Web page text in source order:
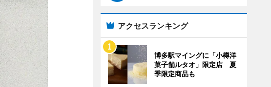
アクセスランキング
博多駅マイングに「小樽洋
菓子舗ルタオ」限定店 夏
季限定商品も